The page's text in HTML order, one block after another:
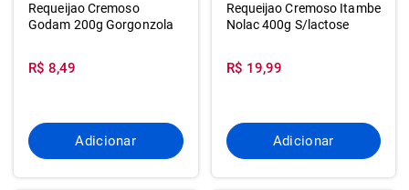
Requeijao Cremoso
Godam 200g Gorgonzola
R$ 8,49
Adicionar
Requeijao Cremoso Itambe
Nolac 400g S/lactose
R$ 19,99
Adicionar